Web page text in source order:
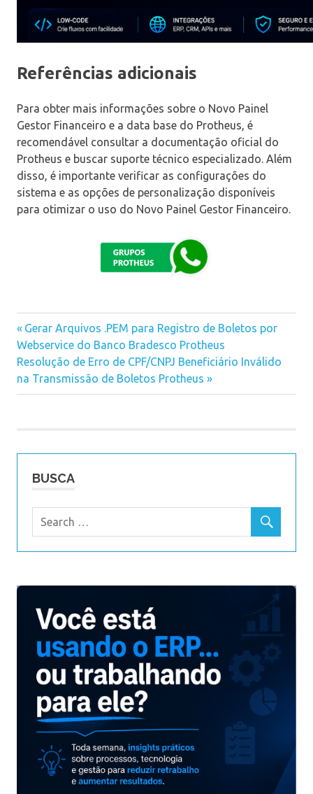
Referências adicionais
Para obter mais informações sobre o Novo Painel
Gestor Financeiro e a data base do Protheus, é
recomendável consultar a documentação oficial do
Protheus e buscar suporte técnico especializado. Além
disso, é importante verificar as configurações do
sistema e as opções de personalização disponíveis
para otimizar o uso do Novo Painel Gestor Financeiro.
Navegação
de
Post
Previous
Post:
Gerar Arquivos .PEM para Registro de Boletos por
Webservice do Banco Bradesco Protheus
Next
Post:
Resolução de Erro de CPF/CNPJ Beneficiário Inválido
na Transmissão de Boletos Protheus
BUSCA